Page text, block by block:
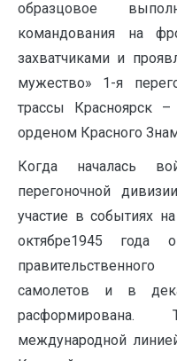
образцовое
командования на
захватчиками и
мужество» 1-я
трассы Красно­ярск
орденом Красного
Когда началась
перегоночной
участие в событиях
октябре1945 года
самолетов и в
международной